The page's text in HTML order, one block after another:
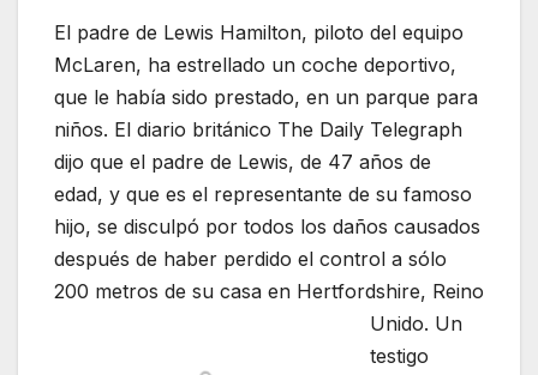
El padre de Lewis Hamilton, piloto del equipo
McLaren, ha estrellado un coche deportivo,
que le había sido prestado, en un parque para
niños. El diario británico The Daily Telegraph
dijo que el padre de Lewis, de 47 años de
edad, y que es el representante de su famoso
hijo, se disculpó por todos los daños causados
después de haber perdido el control a sólo
200 metros de su casa en Hertfordshire, Reino
Unido. Un
testigo